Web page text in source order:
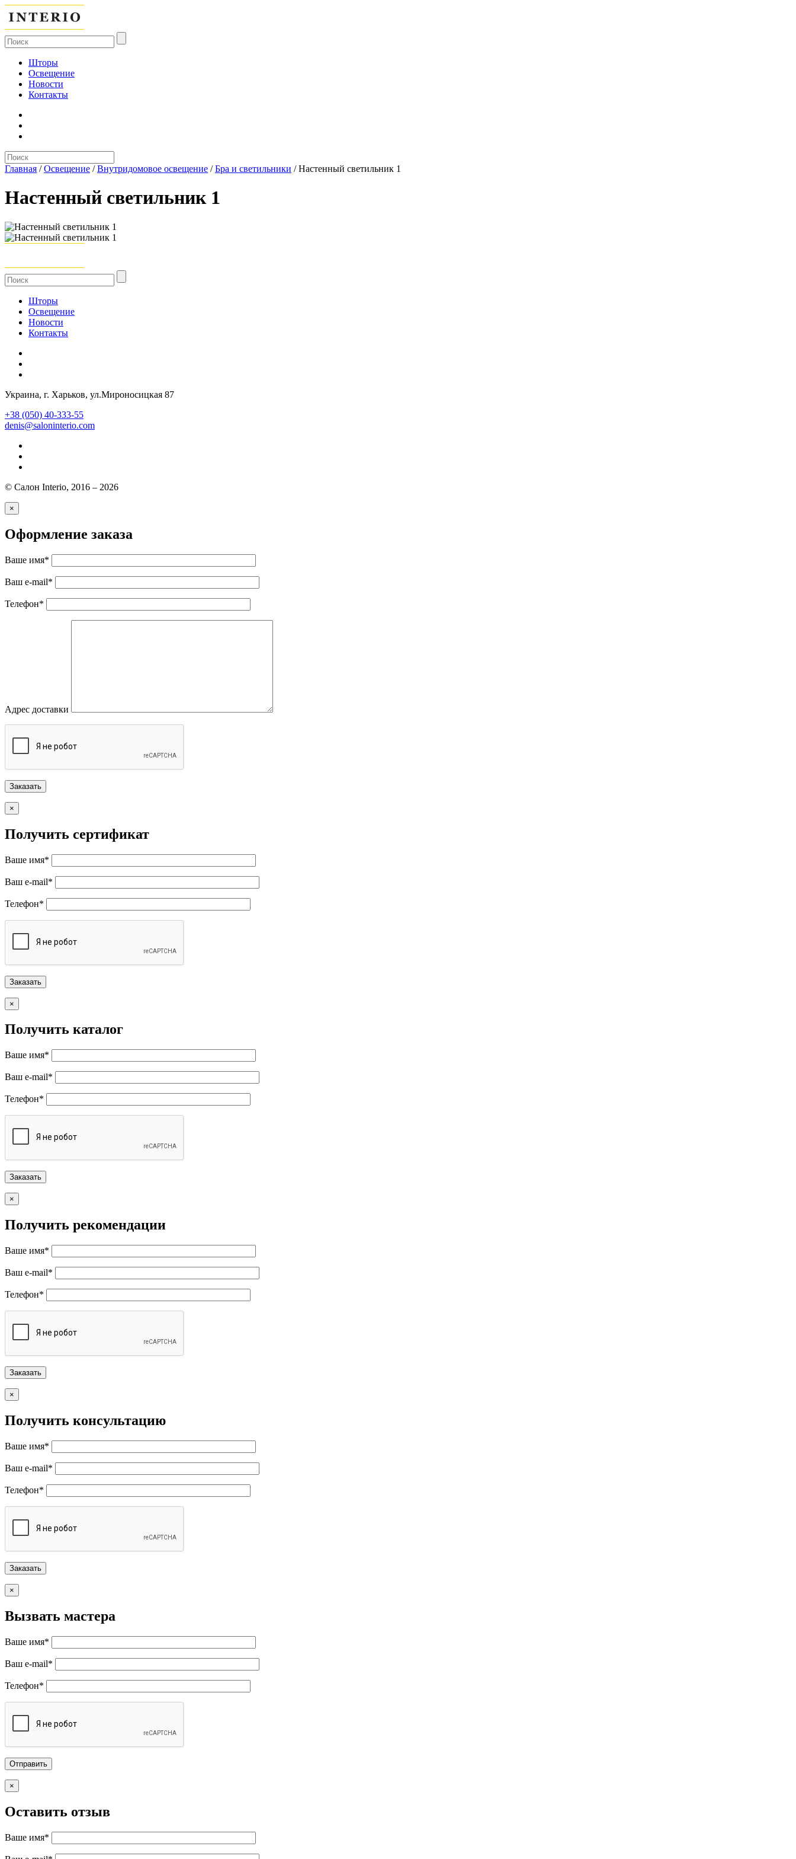
Шторы
Освещение
Новости
Контакты
Главная /Освещение /Внутридомовое освещение /Бра и светильники /Настенный светильник 1
Настенный светильник 1
Шторы
Освещение
Новости
Контакты
Украина, г. Харьков, ул.Мироносицкая 87
+38 (050) 40-333-55
denis@saloninterio.com
© Салон Interio, 2016 – 2026
×
Оформление заказа
Ваше имя*
Ваш e-mail*
Телефон*
Адрес доставки
×
Получить сертификат
Ваше имя*
Ваш e-mail*
Телефон*
×
Получить каталог
Ваше имя*
Ваш e-mail*
Телефон*
×
Получить рекомендации
Ваше имя*
Ваш e-mail*
Телефон*
×
Получить консультацию
Ваше имя*
Ваш e-mail*
Телефон*
×
Вызвать мастера
Ваше имя*
Ваш e-mail*
Телефон*
×
Оставить отзыв
Ваше имя*